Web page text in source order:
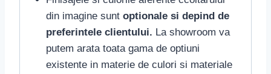
din imagine sunt optionale si depind de
preferintele clientului. La showroom va
putem arata toata gama de optiuni
existente in materie de culori si materiale